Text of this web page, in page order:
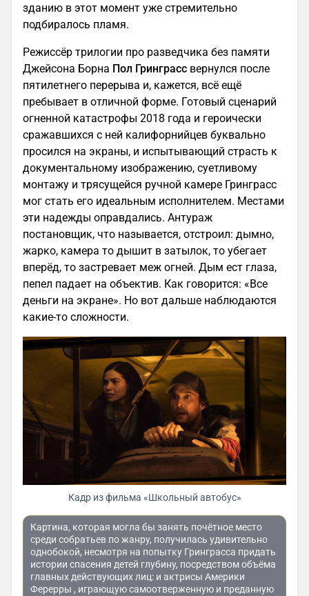
зданию в этот момент уже стремительно
подбиралось пламя.
Режиссёр трилогии про разведчика без памяти
Джейсона Борна Пол Гринграсс вернулся после
пятилетнего перерыва и, кажется, всё ещё
пребывает в отличной форме. Готовый сценарий
огненной катастрофы 2018 года и героически
сражавшихся с ней калифорнийцев буквально
просился на экраны, и испытывающий страсть к
документальному изображению, суетливому
монтажу и трясущейся ручной камере Гринграсс
мог стать его идеальным исполнителем. Местами
эти надежды оправдались. Антураж
постановщик, что называется, отстроил: дымно,
жарко, камера то дышит в затылок, то убегает
вперёд, то застревает меж огней. Дым ест глаза,
пепел падает на объектив. Как говорится: «Все
деньги на экране». Но вот дальше наблюдаются
какие-то сложности.
Кадр из фильма «Школьный автобус»
Картина, которая могла бы занять почётное место
среди собратьев по жанру, получилась удивительно
однобокой, несмотря на попытку Гринграсса придать
истории спасения детей глубину, посредством объёма
главных действующих лиц: и актрисы Америки
Ферерры , играющую самоотверженную и преданную